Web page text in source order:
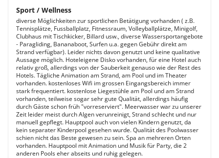
Sport / Wellness
diverse Möglichkeiten zur sportlichen Betätigung vorhanden ( z.B.
Tennisplätze, Fussballplatz, Fitnessraum, Volleyballplätze, Minigolf,
Clubhaus mit Tischkicker, Billard usw., diverse Wassersportangebote
- Paragliding, Bananaboot, Surfen u.a. gegen Gebühr direkt am
Strand verfügbar). Leider nichts davon genutzt und keine qualitative
Aussage möglich. Hoteleigene Disko vorhanden, für eine Hotel auch
relativ groß, allerdings von der Sauberkeit genauso wie der Rest des
Hotels. Tägliche Animation am Strand, am Pool und im Theater
vorhanden. kostenloses Wifi im grossen Eingangsbereich immer
stark frequentiert. kostenlose Liegestühle am Pool und am Strand
vorhanden, teilweise sogar sehr gute Qualität, allerdings häufig
durch Gäste schon früh "vorreserviert". Meerwasser war zu unserer
Zeit leider meist durch Algen verunreinigt, Strand schlecht und nur
manuell gepflegt. Hauptpool auch von vielen Kindern genutzt, da
kein separater Kinderpool gesehen wurde. Qualität des Poolwasser
schien nicht das Beste gewesen zu sein. Spa an mehreren Orten
vorhanden. Hauptpool mit Animation und Musik für Party, die 2
anderen Pools eher abseits und ruhig gelegen.